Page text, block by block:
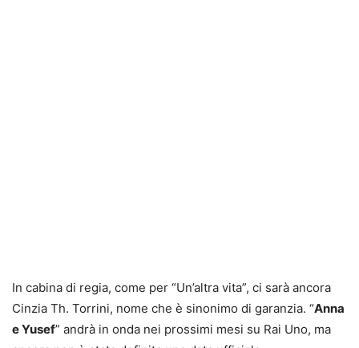
In cabina di regia, come per “Un’altra vita”, ci sarà ancora
Cinzia Th. Torrini, nome che è sinonimo di garanzia. “Anna
e Yusef” andrà in onda nei prossimi mesi su Rai Uno, ma